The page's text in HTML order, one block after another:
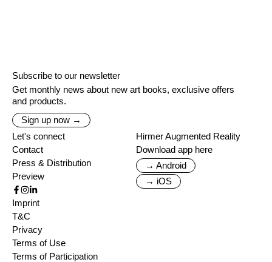
Subscribe to our newsletter
Get monthly news about new art books, exclusive offers
and products.
Sign up now →
Let's connect
Contact
Press & Distribution
Preview
Hirmer Augmented Reality
Download app here
→ Android
→ iOS
Imprint
T&C
Privacy
Terms of Use
Terms of Participation